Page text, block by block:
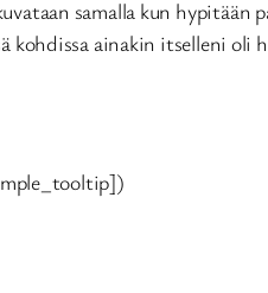
samalla kun hypitään
kohdissa ainakin itselleni oli